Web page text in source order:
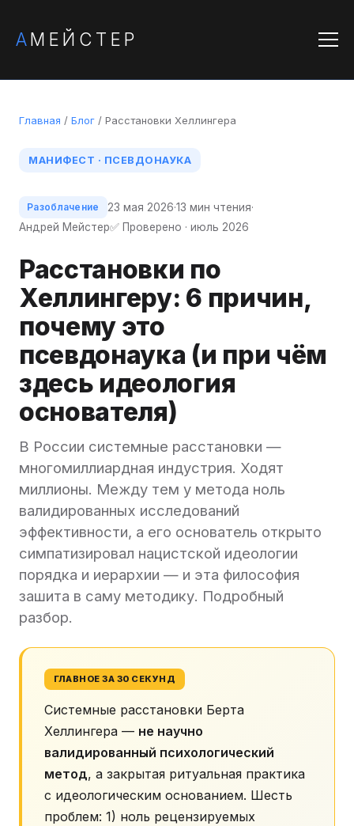
АМЕЙСТЕР
Главная / Блог / Расстановки Хеллингера
МАНИФЕСТ · ПСЕВДОНАУКА
Разоблачение 23 мая 2026·13 мин чтения·
Андрей Мейстер✅ Проверено · июль 2026
Расстановки по
Хеллингеру: 6 причин,
почему это
псевдонаука (и при чём
здесь идеология
основателя)
В России системные расстановки —
многомиллиардная индустрия. Ходят
миллионы. Между тем у метода ноль
валидированных исследований
эффективности, а его основатель открыто
симпатизировал нацистской идеологии
порядка и иерархии — и эта философия
зашита в саму методику. Подробный
разбор.
ГЛАВНОЕ ЗА 30 СЕКУНД
Системные расстановки Берта
Хеллингера — не научно
валидированный психологический
метод, а закрытая ритуальная практика
с идеологическим основанием. Шесть
проблем: 1) ноль рецензируемых